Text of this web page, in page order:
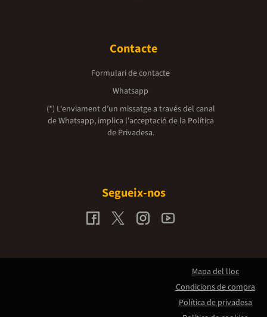
Contacte
Formulari de contacte
Whatsapp
(*) L'enviament d’un missatge a través del canal
de Whatsapp, implica l'acceptació de la Política
de Privadesa.
Segueix-nos
Mapa del lloc
Condicions de compra
Política de privadesa